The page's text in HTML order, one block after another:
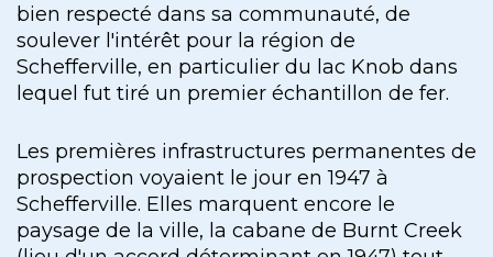
bien respecté dans sa communauté, de
soulever l'intérêt pour la région de
Schefferville, en particulier du lac Knob dans
lequel fut tiré un premier échantillon de fer.
Les premières infrastructures permanentes de
prospection voyaient le jour en 1947 à
Schefferville. Elles marquent encore le
paysage de la ville, la cabane de Burnt Creek